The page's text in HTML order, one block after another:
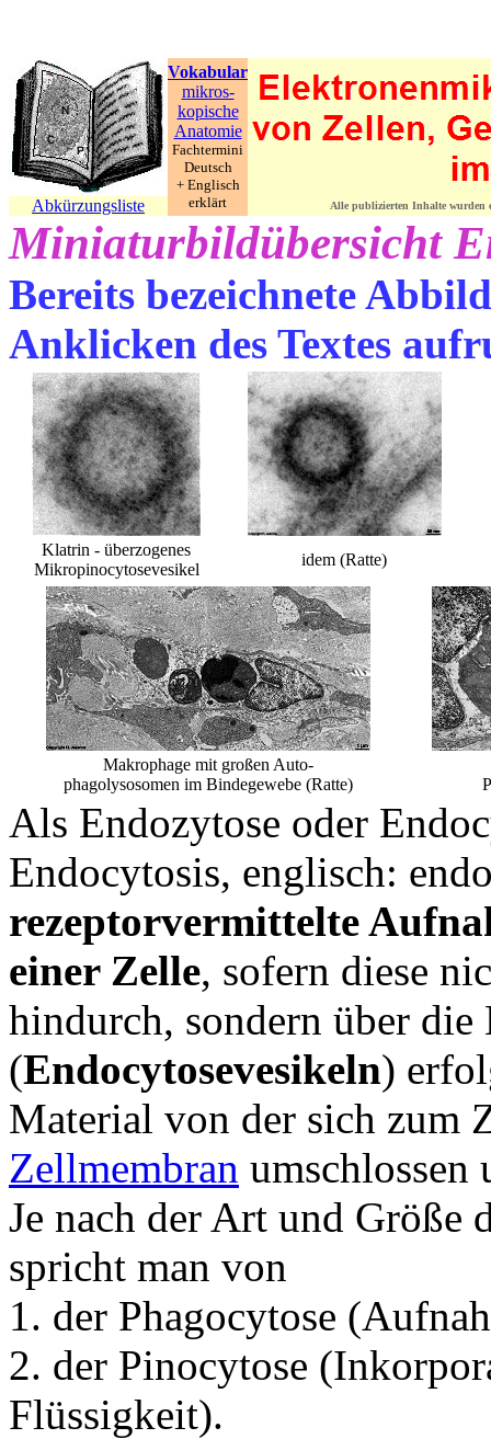
Abkürzungsliste
Vokabular
mikros-
kopische
Anatomie
Fachtermini
Deutsch
+ Englisch
erklärt
Alle publizierten Inhalte wurden
Miniaturbildübersicht
Bereits bezeichnete
Anklicken des Textes
Klatrin - überzogenes
Mikropinocytosevesikel
idem (Ratte)
Makrophage mit großen Auto-
phagolysosomen im Bindegewebe (Ratte)
Als Endozytose oder
Endocytosis, englisch:
rezeptorvermittelte
einer Zelle, sofern diese
hindurch, sondern über
(Endocytosevesikeln)
Material von der sich zum
Zellmembran
Je nach der Art und Größe
spricht man von
1. der Phagocytose
2. der Pinocytose
Flüssigkeit).